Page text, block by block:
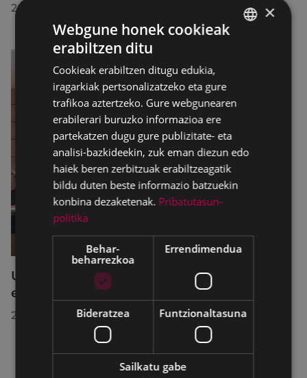
2026/07/30
Udalbatzak 2026ko uztailaren 27an
egindako bilkuran hartutako erabakiak
2026/07/28
×
Webgune honek cookieak
erabiltzen ditu
Cookieak erabiltzen ditugu edukia,
iragarkiak pertsonalizatzeko eta gure
trafikoa aztertzeko. Gure webgunearen
erabilerari buruzko informazioa ere
partekatzen dugu gure publizitate- eta
analisi-bazkideekin, zuk eman diezun edo
haiek beren zerbitzuak erabiltzeagatik
bildu duten beste informazio batzuekin
konbina dezaketenak. Pribatutasun-
politika
Behar-
beharrezkoa
Errendimendua
Bideratzea Funtzionaltasuna
Sailkatu gabe